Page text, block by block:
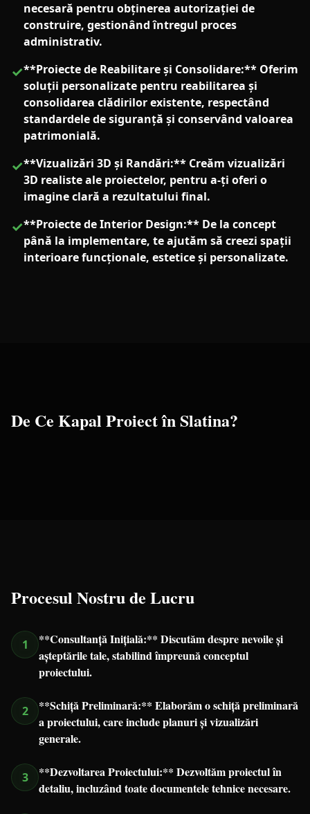
necesară pentru obținerea autorizației de
construire, gestionând întregul proces
administrativ.
✓**Proiecte de Reabilitare și Consolidare:** Oferim
soluții personalizate pentru reabilitarea și
consolidarea clădirilor existente, respectând
standardele de siguranță și conservând valoarea
patrimonială.
✓**Vizualizări 3D și Randări:** Creăm vizualizări
3D realiste ale proiectelor, pentru a-ți oferi o
imagine clară a rezultatului final.
✓**Proiecte de Interior Design:** De la concept
până la implementare, te ajutăm să creezi spații
interioare funcționale, estetice și personalizate.
De Ce Kapal Proiect înSlatina?
Procesul Nostru de Lucru
1
**Consultanță Inițială:** Discutăm despre nevoile și
așteptările tale, stabilind împreună conceptul
proiectului.
2
**Schiță Preliminară:** Elaborăm o schiță preliminară
a proiectului, care include planuri și vizualizări
generale.
3
**Dezvoltarea Proiectului:** Dezvoltăm proiectul în
detaliu, incluzând toate documentele tehnice necesare.